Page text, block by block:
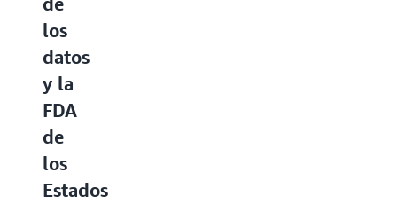
los
datos
y la
FDA
de
los
Estados